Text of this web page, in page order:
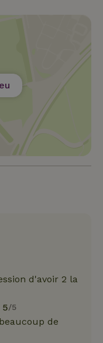
d'avoir 2 la
5/5
de